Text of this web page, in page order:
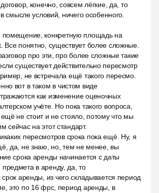
конечно, совсем лёгкие, да, то
смысле условий, ничего особенного.
помещение, конкретную площадь на
Все понятно, существует более сложные.
про эти, про более сложные такие
существует действительно пересмотр
не встречала ещё такого пересмо.
вот в таком в чистом виде
как изменение оценочных
учёте. Но пока такого вопроса,
не стоит и не стояло, потому что мы
сейчас на этот стандарт.
пересмотров срока пока ещё. Ну, я
да, не знаю, но, тем не менее, вы
срока аренды начинается с даты
предмета в аренду, да, то
срок аренды, из чего складывается период
это по 16 фрс, период аренды, в